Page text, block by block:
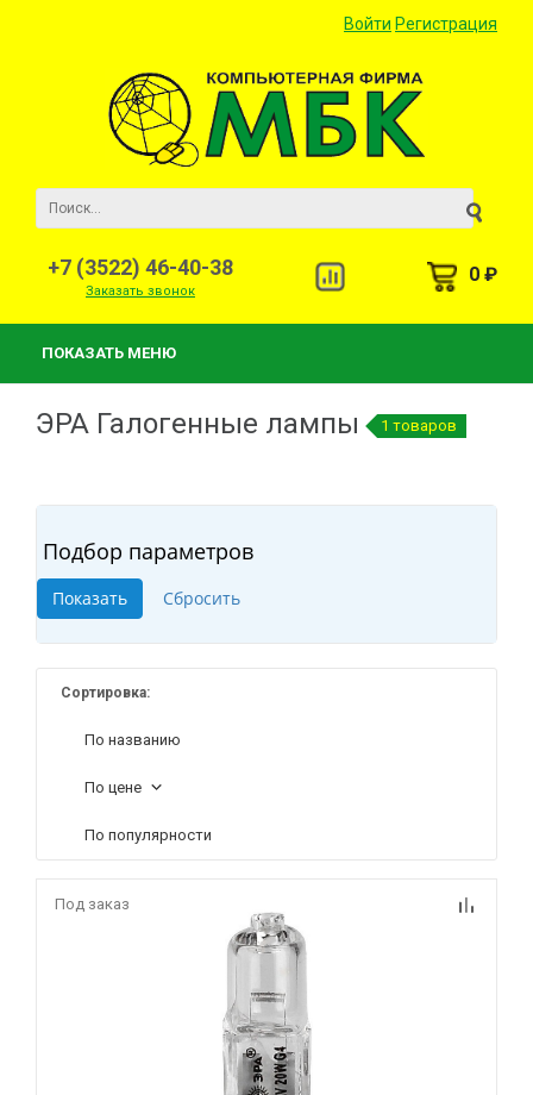
Войти Регистрация
+7 (3522) 46-40-38
Заказать звонок
0 ₽
ПОКАЗАТЬ МЕНЮ
ЭРА Галогенные лампы 1 товаров
Подбор параметров
Сортировка:
По названию
По цене
По популярности
Под заказ